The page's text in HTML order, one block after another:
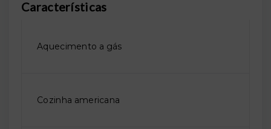
Características
Aquecimento a gás
Cozinha americana